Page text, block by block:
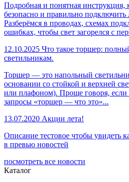
Подробная и понятная инструкция,
безопасно и правильно
Разберёмся в проводах, схемах
ошибках, чтобы свет загорелся с
12.10.2025 Что такое торшер:
светильникам.
Торшер — это напольный
основании со стойкой и верхней
или плафоном). Проще говоря, если
запросы «торшер — что это»...
13.07.2020 Акции лета!
Описание тестовое чтобы увидеть
в превью новостей
посмотреть все новости
Каталог